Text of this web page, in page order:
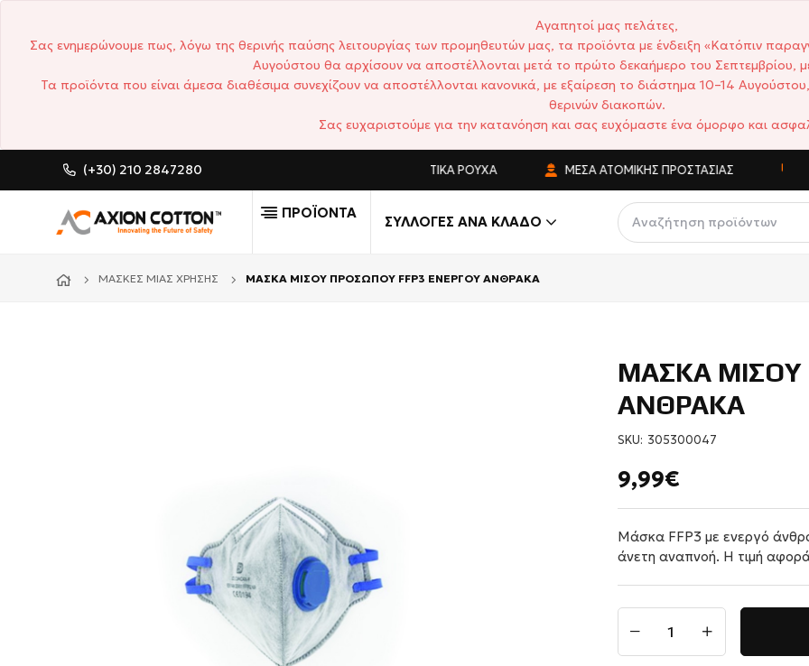
Αγαπητοί μας πελάτες,
Σας ενημερώνουμε πως, λόγω της θερινής παύσης λειτουργίας των προμηθευτών μας, τα προϊόντα με ένδειξη «Κατόπιν
Αυγούστου θα αρχίσουν να αποστέλλονται μετά το πρώτο δεκαήμερο του Σεπτεμβρίου,
Τα προϊόντα που είναι άμεσα διαθέσιμα συνεχίζουν να αποστέλλονται κανονικά, με εξαίρεση το διάστημα 10–14
θερινών διακοπών.
Σας ευχαριστούμε για την κατανόηση και σας ευχόμαστε ένα όμορφο και
(+30) 210 2847280 CUSTOM MADE ΕΠΑΓΓΕΛΜΑΤΙΚΆ ΡΟΎΧΑ ΜΈΣΑ ΑΤΟΜΙΚΉΣ ΠΡΟΣΤΑΣΊΑΣ
ΠΡΟΪΟΝΤΑ
ΣΥΛΛΟΓΈΣ ΑΝΆ ΚΛΆΔΟ
ΜΆΣΚΕΣ ΜΊΑΣ ΧΡΉΣΗΣ ΜΑΣΚΑ ΜΙΣΟΥ ΠΡΟΣΩΠΟΥ FFP3 ΕΝΕΡΓΟΥ ΑΝΘΡΑΚΑ
ΜΑΣΚΑ ΜΙΣΟΥ
ΑΝΘΡΑΚΑ
SKU: 305300047
9,99€
Μάσκα FFP3 με ενεργό
άνετη αναπνοή. Η τιμή